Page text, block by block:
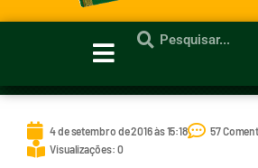
4 de setembro de 2016 às 15:18
57
Visualizações: 0